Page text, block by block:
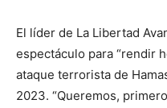
El líder de La Libertad
espectáculo para “rendir
ataque terrorista de
2023. “Queremos,